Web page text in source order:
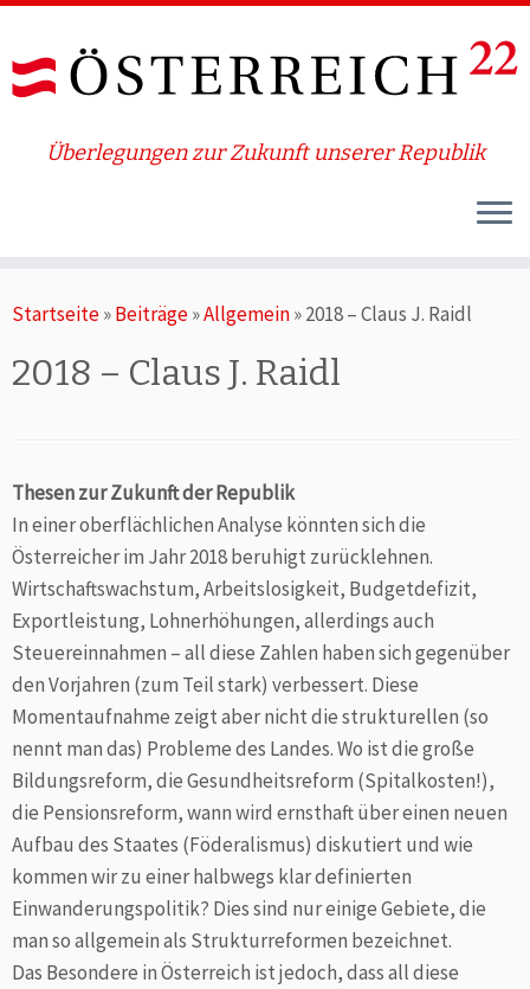
Inhalt
Überlegungen zur Zukunft unserer Republik
Startseite»Beiträge»Allgemein»2018 – Claus J. Raidl
2018 – Claus J. Raidl
Thesen zur Zukunft der Republik
In einer oberflächlichen Analyse könnten sich die
Österreicher im Jahr 2018 beruhigt zurücklehnen.
Wirtschaftswachstum, Arbeitslosigkeit, Budgetdefizit,
Exportleistung, Lohnerhöhungen, allerdings auch
Steuereinnahmen – all diese Zahlen haben sich gegenüber
den Vorjahren (zum Teil stark) verbessert. Diese
Momentaufnahme zeigt aber nicht die strukturellen (so
nennt man das) Probleme des Landes. Wo ist die große
Bildungsreform, die Gesundheitsreform (Spitalkosten!),
die Pensionsreform, wann wird ernsthaft über einen neuen
Aufbau des Staates (Föderalismus) diskutiert und wie
kommen wir zu einer halbwegs klar definierten
Einwanderungspolitik? Dies sind nur einige Gebiete, die
man so allgemein als Strukturreformen bezeichnet.
Das Besondere in Österreich ist jedoch, dass all diese